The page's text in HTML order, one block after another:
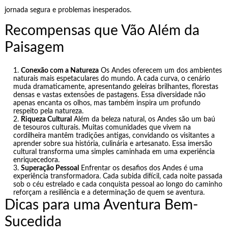
jornada segura e problemas inesperados.
Recompensas que Vão Além da
Paisagem
Conexão com a Natureza Os Andes oferecem um dos ambientes
naturais mais espetaculares do mundo. A cada curva, o cenário
muda dramaticamente, apresentando geleiras brilhantes, florestas
densas e vastas extensões de pastagens. Essa diversidade não
apenas encanta os olhos, mas também inspira um profundo
respeito pela natureza.
Riqueza Cultural Além da beleza natural, os Andes são um baú
de tesouros culturais. Muitas comunidades que vivem na
cordilheira mantêm tradições antigas, convidando os visitantes a
aprender sobre sua história, culinária e artesanato. Essa imersão
cultural transforma uma simples caminhada em uma experiência
enriquecedora.
Superação Pessoal
Enfrentar os desafios dos Andes é uma
experiência transformadora. Cada subida difícil, cada noite passada
sob o céu estrelado e cada conquista pessoal ao longo do caminho
reforçam a resiliência e a determinação de quem se aventura.
Dicas para uma Aventura Bem-
Sucedida